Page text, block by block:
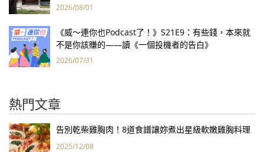
2026/08/01
《威～連你也Podcast了！》S21E9：有些錢，本來就
不是你該賺的——讀《一個投機者的告白》
2026/07/31
熱門文章
告別乾柴雞胸肉！8道食譜讓妳煮出星級軟嫩雞胸料理
2025/12/08